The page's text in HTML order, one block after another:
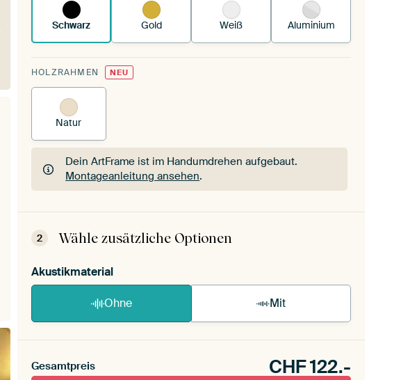
Schwarz Gold Weiß Aluminium
HOLZRAHMEN NEU
Natur
Dein ArtFrame ist im Handumdrehen aufgebaut.
Montageanleitung ansehen.
Dein ArtFrame ist im Handumdrehen aufgebaut.
2 Wähle zusätzliche Optionen
Akustikmaterial
Ohne Mit
Gesamtpreis CHF122.-